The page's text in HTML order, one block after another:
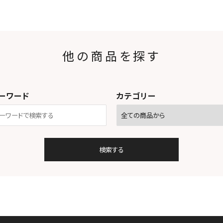
他の商品を探す
ワード カテゴリー
検索する